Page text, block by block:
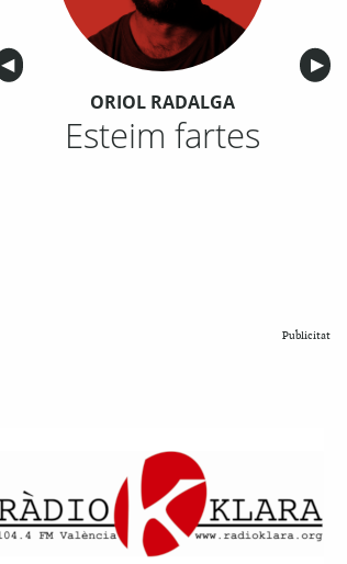
Anterior
◀︎ ▶︎
ORIOL RADALGA
Esteim fartes
Publicitat